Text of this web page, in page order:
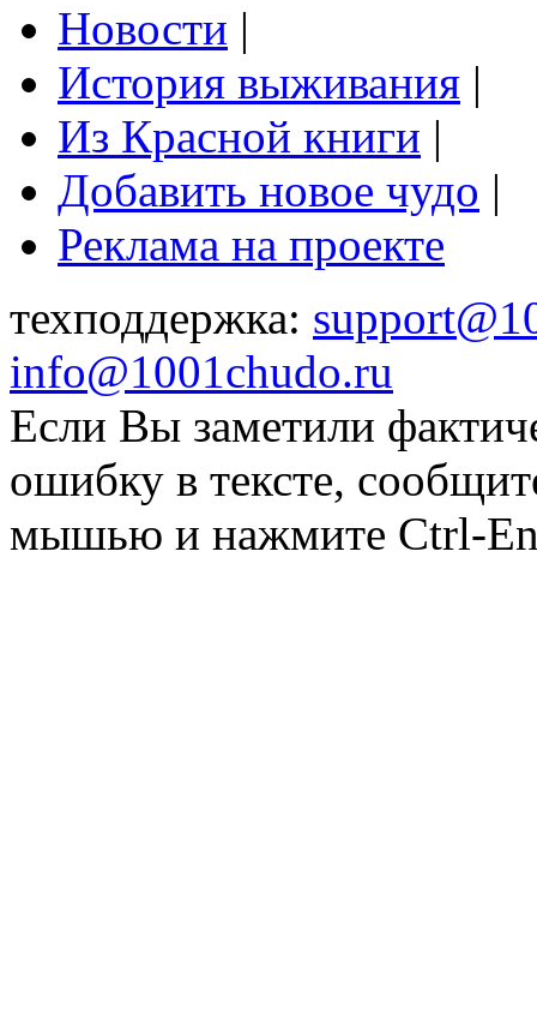
Новости |
История выживания |
Из Красной книги |
Добавить новое чудо |
Реклама на проекте
техподдержка:
info@1001chudo.ru
Если Вы заметили
ошибку в тексте,
мышью и нажмите Ctrl-